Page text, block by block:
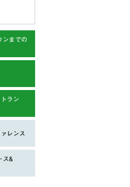
ンまでの
ラン
レンス
ス&